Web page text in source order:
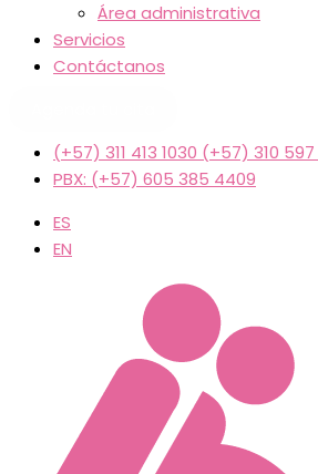
Área administrativa
Servicios
Contáctanos
(+57) 311 413 1030 (+57) 310 597
PBX: (+57) 605 385 4409
ES
EN